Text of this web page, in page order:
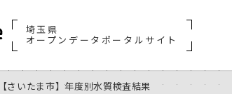
埼玉県
オープンデータポータルサイト
【さいたま市】年度別水質検査結果